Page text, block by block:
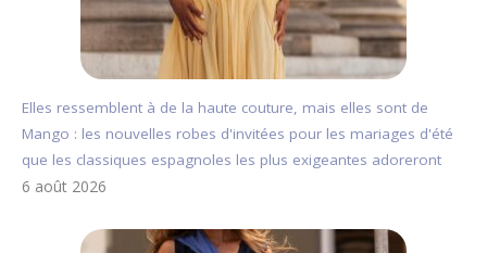
Elles ressemblent à de la haute couture, mais elles sont de
Mango : les nouvelles robes d'invitées pour les mariages d'été
que les classiques espagnoles les plus exigeantes adoreront
6 août 2026